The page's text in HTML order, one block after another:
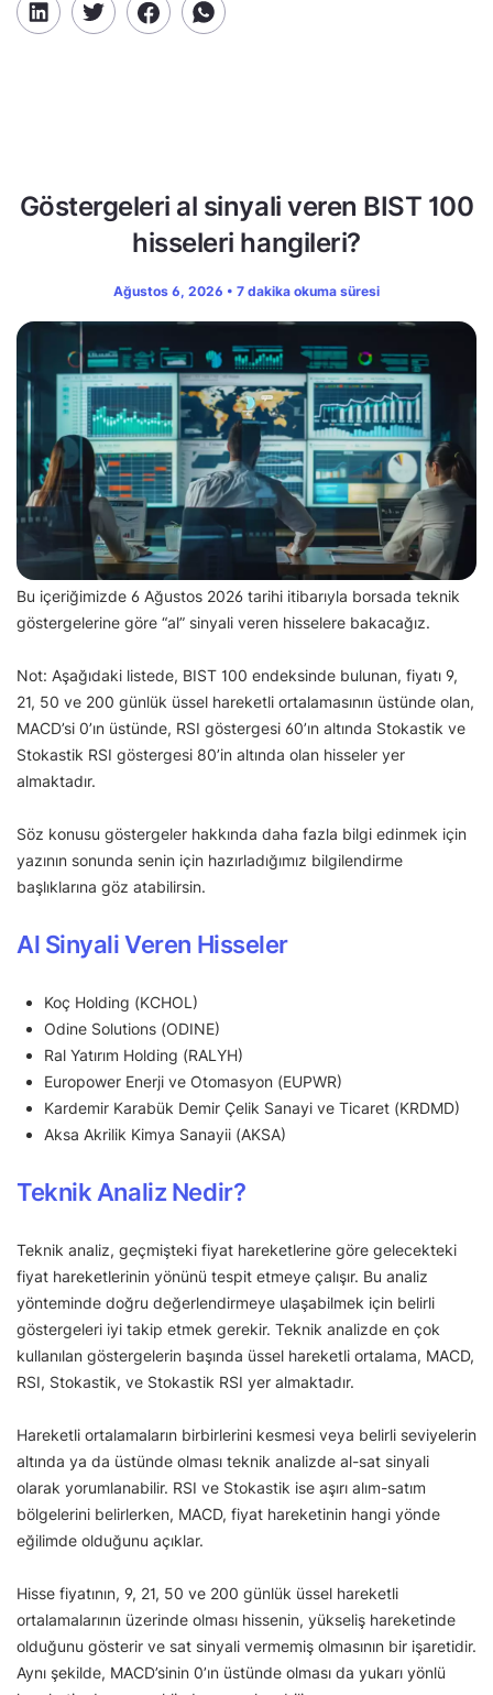
Göstergeleri al sinyali veren BIST 100
hisseleri hangileri?
Ağustos 6, 2026 • 7 dakika okuma süresi
Bu içeriğimizde 6 Ağustos 2026 tarihi itibarıyla borsada teknik
göstergelerine göre “al” sinyali veren hisselere bakacağız.
Not: Aşağıdaki listede, BIST 100 endeksinde bulunan, fiyatı 9,
21, 50 ve 200 günlük üssel hareketli ortalamasının üstünde olan,
MACD’si 0’ın üstünde, RSI göstergesi 60’ın altında Stokastik ve
Stokastik RSI göstergesi 80’in altında olan hisseler yer
almaktadır.
Söz konusu göstergeler hakkında daha fazla bilgi edinmek için
yazının sonunda senin için hazırladığımız bilgilendirme
başlıklarına göz atabilirsin.
Al Sinyali Veren Hisseler
Koç Holding (KCHOL)
Odine Solutions (ODINE)
Ral Yatırım Holding (RALYH)
Europower Enerji ve Otomasyon (EUPWR)
Kardemir Karabük Demir Çelik Sanayi ve Ticaret (KRDMD)
Aksa Akrilik Kimya Sanayii (AKSA)
Teknik Analiz Nedir?
Teknik analiz, geçmişteki fiyat hareketlerine göre gelecekteki
fiyat hareketlerinin yönünü tespit etmeye çalışır. Bu analiz
yönteminde doğru değerlendirmeye ulaşabilmek için belirli
göstergeleri iyi takip etmek gerekir. Teknik analizde en çok
kullanılan göstergelerin başında üssel hareketli ortalama, MACD,
RSI, Stokastik, ve Stokastik RSI yer almaktadır.
Hareketli ortalamaların birbirlerini kesmesi veya belirli seviyelerin
altında ya da üstünde olması teknik analizde al-sat sinyali
olarak yorumlanabilir. RSI ve Stokastik ise aşırı alım-satım
bölgelerini belirlerken, MACD, fiyat hareketinin hangi yönde
eğilimde olduğunu açıklar.
Hisse fiyatının, 9, 21, 50 ve 200 günlük üssel hareketli
ortalamalarının üzerinde olması hissenin, yükseliş hareketinde
olduğunu gösterir ve sat sinyali vermemiş olmasının bir işaretidir.
Aynı şekilde, MACD’sinin 0’ın üstünde olması da yukarı yönlü